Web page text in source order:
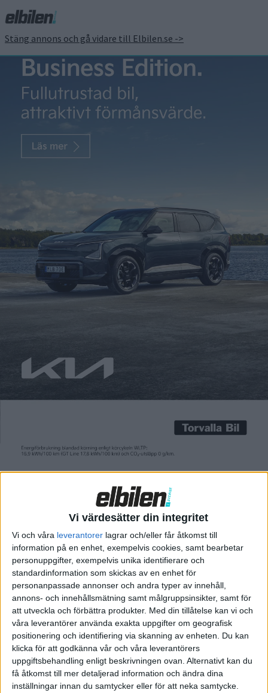
Vi värdesätter din integritet
Vi och våra leverantorer lagrar och/eller får åtkomst till
information på en enhet, exempelvis cookies, samt bearbetar
personuppgifter, exempelvis unika identifierare och
standardinformation som skickas av en enhet för
personanpassade annonser och andra typer av innehåll,
annons- och innehållsmätning samt målgruppsinsikter, samt för
att utveckla och förbättra produkter. Med din tillåtelse kan vi och
våra leverantörer använda exakta uppgifter om geografisk
positionering och identifiering via skanning av enheten. Du kan
klicka för att godkänna vår och våra leverantörers
uppgiftsbehandling enligt beskrivningen ovan. Alternativt kan du
få åtkomst till mer detaljerad information och ändra dina
inställningar innan du samtycker eller för att neka samtycke.
Stäng annons och gå vidare till Elbilen.se ->
Volkswagen lanserar
instegsversionen ID.4
City – lägre pris och
kortare räckvidd
Efter succén i december förra året med över 2 500 registrerade
exemplar av ID.3 i Sverige sjönk siffran i januari till endast 25
satsning ta fart igen under våren för nu finns både ID.3 och
SUV:en ID.4 i versionen ”City”. Det innebär lägre priser, men
Efter succén i december förra året med över 2 500 registrerade
exemplar av ID.3 i Sverige sjönk siffran i januari till endast 25
Men kanske kan försäljningen av Volkswagens ID-satsning ta
fart igen under våren för nu finns både ID.3 och SUV:en ID.4 i
versionen ”City”. Det innebär lägre priser, men också mindre
batteripaket som ger ungefär tio mils kortare räckvidd än de
tidigare tillgängliga versionerna.
För den större ID.4 innebär versionen City ett batteri på 52 kWh
som lovar en räckvidd på 34 mil enligt WLTP och ett startpris
innan miljöbonus på 446 900 kronor. Som tidigare har också
ID.4 City bakhjulsdrift, men en lägre effekt med 170 hk jämfört
med övriga versioner som har 204 hk. Med det senaste
tillskottet erbjuds ID.4 nu i totalt sex varianter där alla utom
City kommer med ett batteripaket på 77 kWh och räckvidd på